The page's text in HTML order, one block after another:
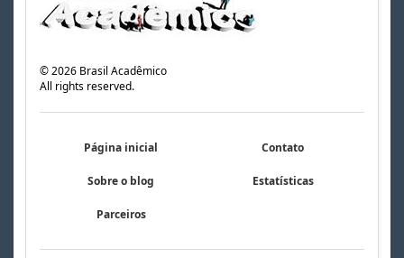
©2026 Brasil Acadêmico
All rights reserved.
Página inicial Contato
Sobre o blog Estatísticas
Parceiros